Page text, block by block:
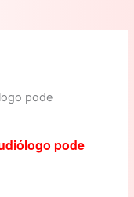
pode
pode